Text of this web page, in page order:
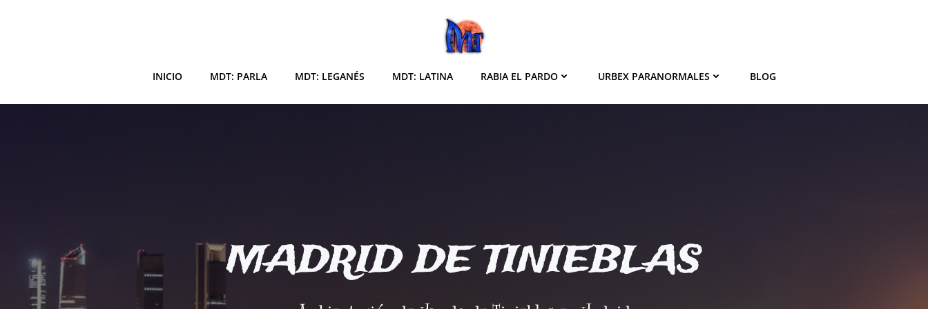
INICIO MDT: PARLA MDT: LEGANÉS MDT: LATINA RABIA EL PARDO URBEX PARANORMALES BLOG
MADRID DE TINIEBLAS